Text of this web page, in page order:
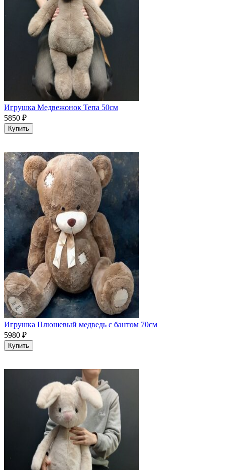
Игрушка Медвежонок Тепа 50см
5850 ₽
Купить
Игрушка Плюшевый медведь с бантом 70см
5980 ₽
Купить